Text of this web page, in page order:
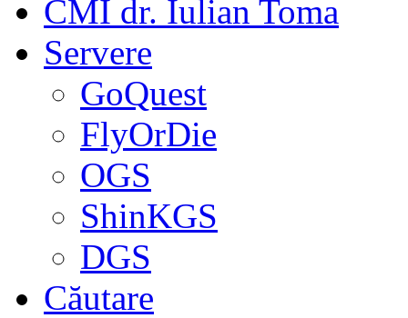
CMI dr. Iulian Toma
Servere
GoQuest
FlyOrDie
OGS
ShinKGS
DGS
Căutare